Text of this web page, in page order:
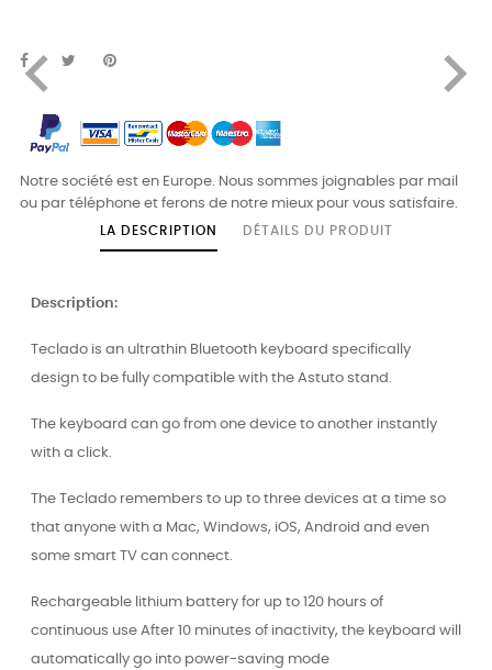
navigate_before navigate_next
Notre société est en Europe. Nous sommes joignables par mail
ou par téléphone et ferons de notre mieux pour vous satisfaire.
LA DESCRIPTION DÉTAILS DU PRODUIT
Description:
Teclado is an ultrathin Bluetooth keyboard specifically
design to be fully compatible with the Astuto stand.
The keyboard can go from one device to another instantly
with a click.
The Teclado remembers to up to three devices at a time so
that anyone with a Mac, Windows, iOS, Android and even
some smart TV can connect.
Rechargeable lithium battery for up to 120 hours of
continuous use After 10 minutes of inactivity, the keyboard will
automatically go into power-saving mode